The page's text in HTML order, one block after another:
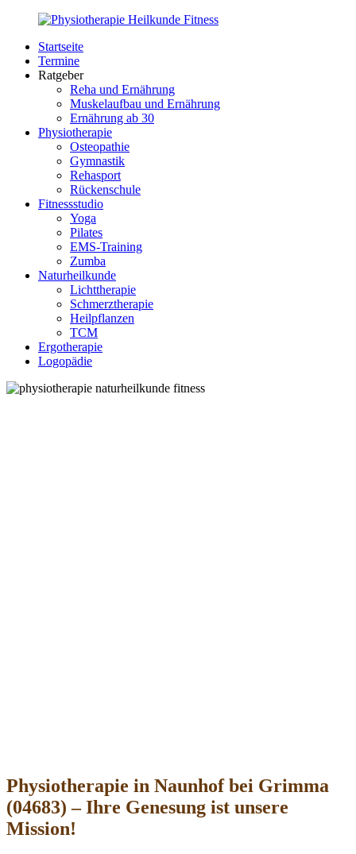
Zurück
Inhalt
PhysioMed-
Fit.de
Gesundheit
Startseite
Termine
Ratgeber
Reha und Ernährung
Muskelaufbau und Ernährung
Ernährung ab 30
Physiotherapie
Osteopathie
Gymnastik
Rehasport
Rückenschule
Fitnessstudio
Yoga
Pilates
EMS-Training
Zumba
Naturheilkunde
Lichttherapie
Schmerztherapie
Heilpflanzen
TCM
Ergotherapie
Logopädie
Physiotherapie in Naunhof bei Grimma
(04683) – Ihre Genesung ist unsere
Mission!